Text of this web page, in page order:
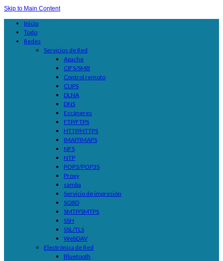
Skip to Main Content
Inicio
Todo
Redes
Servicios de Red
Apache
CIFS/SMB
Control remoto
CUPS
DLNA
DNS
Escáneres
FTP/FTPS
HTTP/HTTPS
IMAP/IMAPS
NFS
NTP
POP3/POP3S
Proxy
samba
Servicio de impresión
SGBD
SMTP/SMTPS
SSH
SSL/TLS
WebDAV
Electrónica de Red
Bluetooth